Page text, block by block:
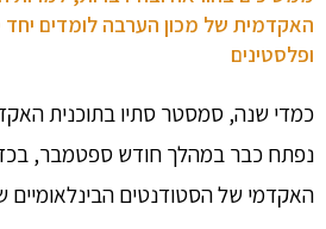
האקדמית של מכון הערבה לומדים יחד
ופלסטינים
כמדי שנה, סמסטר סתיו בתוכנית
נפתח כבר במהלך חודש ספטמבר,
האקדמי של הסטודנטים